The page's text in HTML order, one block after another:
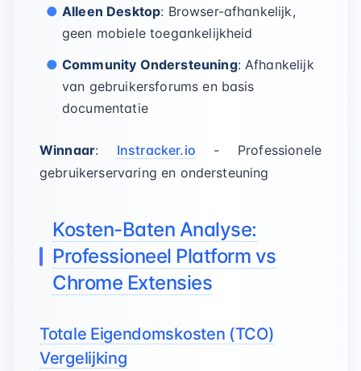
Alleen Desktop: Browser-afhankelijk,
geen mobiele toegankelijkheid
Community Ondersteuning: Afhankelijk
van gebruikersforums en basis
documentatie
Winnaar: Instracker.io - Professionele
gebruikerservaring en ondersteuning
Kosten-Baten Analyse:
Professioneel Platform vs
Chrome Extensies
Totale Eigendomskosten (TCO)
Vergelijking